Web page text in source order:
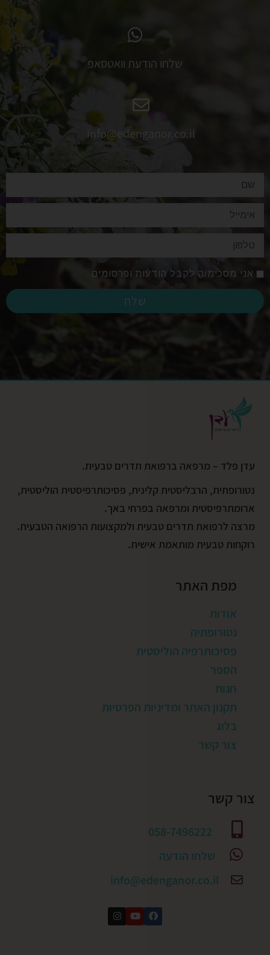
שלחו הודעת וואטסאפ
info@edenganor.co.il
אני מסכימ/ה לקבל הודעות ופרסומים
שלח
עדן פלד – מרפאה ברפואת תדרים טבעית.
נטורופתית, הרבליסטית קלינית, פסיכותרפיסטית הוליסטית,
ארומתרפיסטית ומרפאה בפרחי באך.
מרצה לרפואת תדרים טבעית ולמקצועות הרפואה הטבעית.
רוקחות טבעית מותאמת אישית.
מפת האתר
אודות
נטורופתיה
פסיכותרפיה הוליסטית
הספר
חנות
תקנון האתר ומדיניות הפרטיות
בלוג
צור קשר
צור קשר
058-7496222
שלחו הודעה
info@edenganor.co.il